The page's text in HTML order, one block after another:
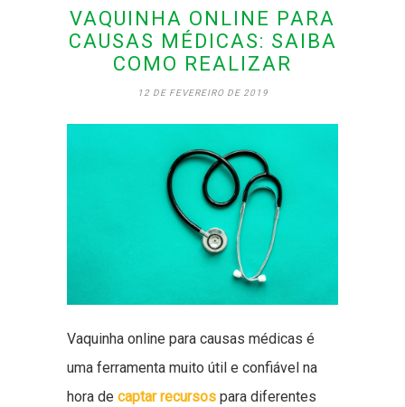
VAQUINHA ONLINE PARA
CAUSAS MÉDICAS: SAIBA
COMO REALIZAR
12 DE FEVEREIRO DE 2019
Vaquinha online para causas médicas é
uma ferramenta muito útil e confiável na
hora de captar recursos para diferentes